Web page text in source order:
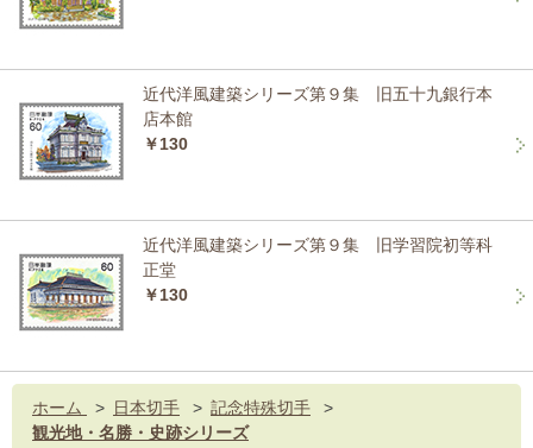
近代洋風建築シリーズ第９集 旧五十九銀行本
店本館
￥130
近代洋風建築シリーズ第９集 旧学習院初等科
正堂
￥130
ホーム > 日本切手 > 記念特殊切手
>
観光地・名勝・史跡シリーズ